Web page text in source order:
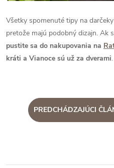
Všetky spomenuté tipy na
pretože majú podobný dizajn. Ak
pustite sa do nakupovania na
kráti a Vianoce sú už za dverami.
PREDCHÁDZAJÚCI